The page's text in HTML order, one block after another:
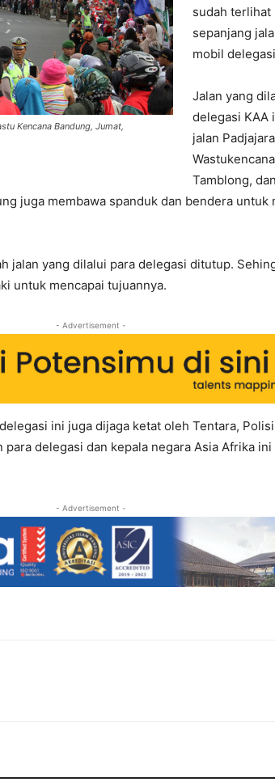
Kencana Bandung, Jumat,
sudah terlihat
sepanjang
mobil
Jalan yang
delegasi KAA
jalan
Tamblong,
juga membawa spanduk dan bendera untuk
jalan yang dilalui para delegasi ditutup.
untuk mencapai tujuannya.
- Advertisement -
ini juga dijaga ketat oleh Tentara,
delegasi dan kepala negara Asia Afrika
- Advertisement -